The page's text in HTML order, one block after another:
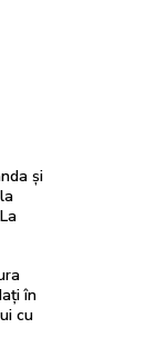
și
în
cu